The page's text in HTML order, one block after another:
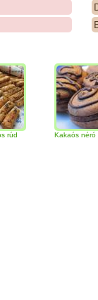
Kakaós néró